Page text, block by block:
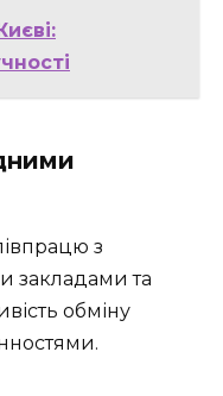
з
закладами та
обміну